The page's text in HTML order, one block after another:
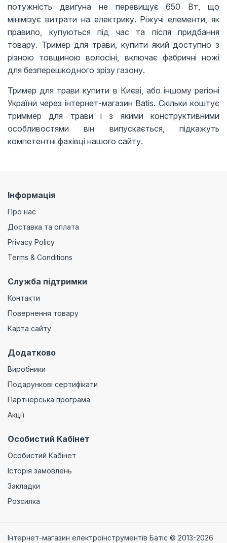
потужність двигуна не перевищує 650 Вт, що
мінімізує витрати на електрику. Ріжучі елементи, як
правило, купуються під час та після придбання
товару. Тример для трави, купити який доступно з
різною товщиною волосіні, включає фабричні ножі
для безперешкодного зрізу газону.
Тример для трави купити в Києві, або іншому регіоні
України через інтернет-магазин Batis. Скільки коштує
триммер для трави і з якими конструктивними
особливостями він випускається, підкажуть
компетентні фахівці нашого сайту.
Інформація
Про нас
Доставка та оплата
Privacy Policy
Terms & Conditions
Служба підтримки
Контакти
Повернення товару
Карта сайту
Додатково
Виробники
Подарункові сертифікати
Партнерська програма
Акції
Особистий Кабінет
Особистий Кабінет
Історія замовлень
Закладки
Розсилка
Інтернет-магазин електроінструментів Батіс © 2013-2026